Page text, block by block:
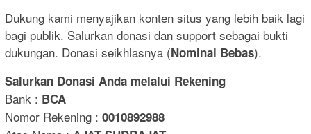
Dukung kami menyajikan konten situs yang lebih baik lagi
bagi publik. Salurkan donasi dan support sebagai bukti
dukungan. Donasi seikhlasnya (Nominal Bebas).
Salurkan Donasi Anda melalui Rekening
Bank : BCA
Nomor Rekening : 0010892988